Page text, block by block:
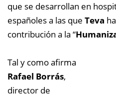
que se desarrollan en
españoles a las que Teva
contribución a la “
Tal y como afirma
Rafael Borrás,
director de